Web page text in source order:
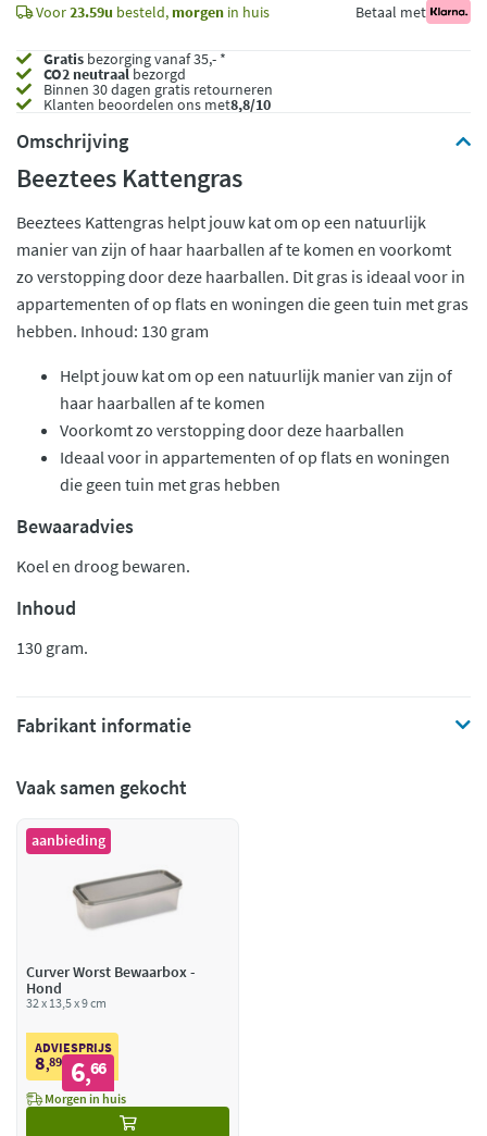
Voor23.59u besteld, morgen in huis Betaal met
Gratis bezorging vanaf 35,- *
CO2 neutraalbezorgd
Binnen 30 dagen gratis retourneren
Klanten beoordelen ons met8,8/10
Omschrijving
Beeztees Kattengras
Beeztees Kattengras helpt jouw kat om op een natuurlijk
manier van zijn of haar haarballen af te komen en voorkomt
zo verstopping door deze haarballen. Dit gras is ideaal voor in
appartementen of op flats en woningen die geen tuin met gras
hebben. Inhoud: 130 gram
Helpt jouw kat om op een natuurlijk manier van zijn of
haar haarballen af te komen
Voorkomt zo verstopping door deze haarballen
Ideaal voor in appartementen of op flats en woningen
die geen tuin met gras hebben
Bewaaradvies
Koel en droog bewaren.
Inhoud
130 gram.
Fabrikant informatie
Vaak samen gekocht
aanbieding
Curver Worst Bewaarbox -
Hond
32 x 13,5 x 9 cm
ADVIESPRIJS
8,89 6,66
Morgen in huis